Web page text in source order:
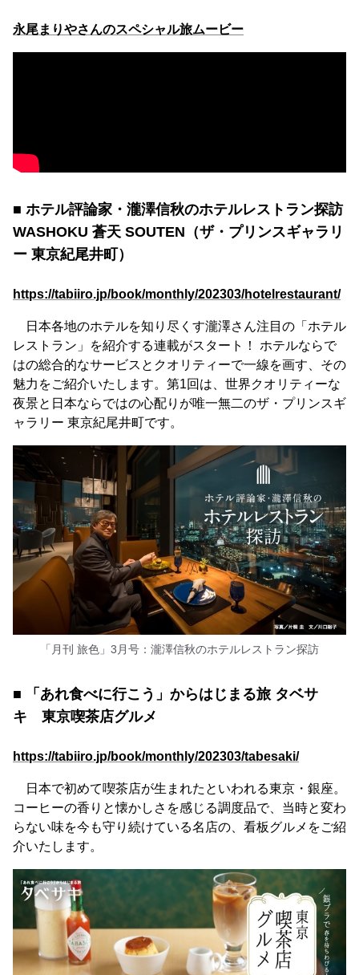
永尾まりやさんのスペシャル旅ムービー
■ ホテル評論家・瀧澤信秋のホテルレストラン探訪
WASHOKU 蒼天 SOUTEN（ザ・プリンスギャラリ
ー 東京紀尾井町）
https://tabiiro.jp/book/monthly/202303/hotelrestaurant/
日本各地のホテルを知り尽くす瀧澤さん注目の「ホテル
レストラン」を紹介する連載がスタート！ ホテルならで
はの総合的なサービスとクオリティーで一線を画す、その
魅力をご紹介いたします。第1回は、世界クオリティーな
夜景と日本ならではの心配りが唯一無二のザ・プリンスギ
ャラリー 東京紀尾井町です。
「月刊 旅色」3月号：瀧澤信秋のホテルレストラン探訪
■ 「あれ食べに行こう」からはじまる旅 タベサ
キ 東京喫茶店グルメ
https://tabiiro.jp/book/monthly/202303/tabesaki/
日本で初めて喫茶店が生まれたといわれる東京・銀座。
コーヒーの香りと懐かしさを感じる調度品で、当時と変わ
らない味を今も守り続けている名店の、看板グルメをご紹
介いたします。